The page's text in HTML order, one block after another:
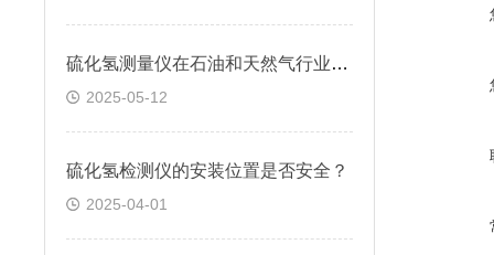
硫化氢测量仪在石油和天然气行业中的应用
2025-05-12
硫化氢检测仪的安装位置是否安全？
2025-04-01